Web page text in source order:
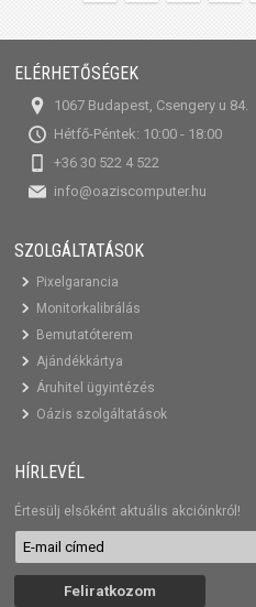
ELÉRHETŐSÉGEK
1067 Budapest, Csengery u 84.
Hétfő-Péntek: 10:00 - 18:00
+36 30 522 4 522
info@oaziscomputer.hu
SZOLGÁLTATÁSOK
Pixelgarancia
Monitorkalibrálás
Bemutatóterem
Ajándékkártya
Áruhitel ügyintézés
Oázis szolgáltatások
HÍRLEVÉL
Értesülj elsőként aktuális akcióinkról!